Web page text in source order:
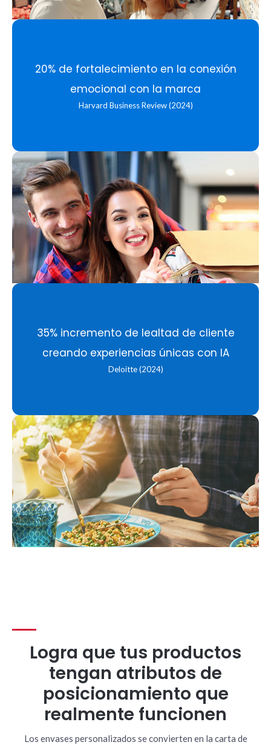
20% de fortalecimiento en la conexión
emocional con la marca
Harvard Business Review (2024)
35% incremento de lealtad de cliente
creando experiencias únicas con IA
Deloitte (2024)
Logra que tus productos
tengan atributos de
posicionamiento que
realmente funcionen
Los envases personalizados se convierten en la carta de